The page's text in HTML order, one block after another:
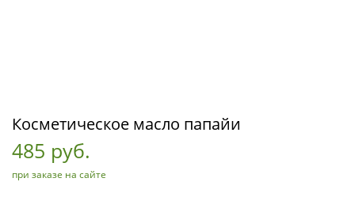
Косметическое масло папайи
485 руб.
при заказе на сайте